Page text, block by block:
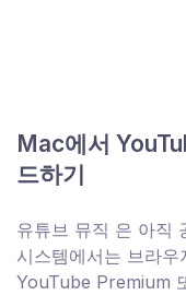
Mac에서
드하기
유튜브 뮤직 은 아직
시스템에서는 브라
YouTube Premium